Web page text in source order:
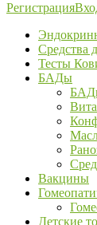
Регистрация
Средства
Тесты
БАДы
Вакцины
Детские